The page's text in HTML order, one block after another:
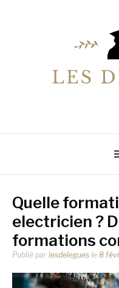
Quelle
electricien ?
formations
Publié par lesdelegues le 8